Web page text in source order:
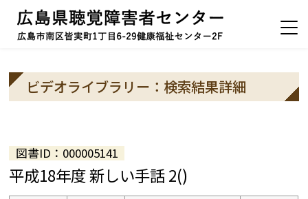
ビデオライブラリー：検索結果詳細
図書ID：000005141
平成18年度 新しい手話 2()